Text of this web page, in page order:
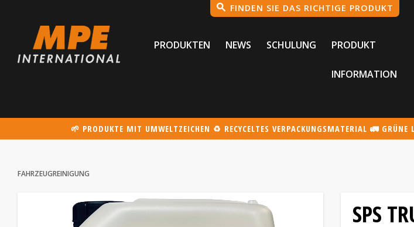
PRODUKTEN NEWS SCHULUNG PRODUKT
INFORMATION
🌱 PRODUKTE MIT UMWELTZEICHEN ♻️ RECYCELTES VERPACKUNGSMATERIAL 🚛 GRÜNE
FAHRZEUGREINIGUNG
SPS